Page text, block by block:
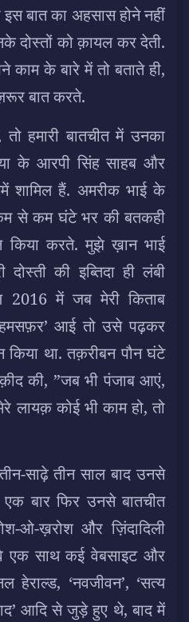
बात का अहसास होने नहीं
दोस्तों को क़ायल कर देती.
काम के बारे में तो बताते ही,
बात करते.
हमारी बातचीत में उनका
के आरपी सिंह साहब और
शामिल हैं. अमरीक भाई के
से कम घंटे भर की बतकही
किया करते. मुझे ख़ान भाई
की इब्तिदा ही लंबी
2016 में जब मेरी किताब
आई तो उसे पढ़कर
किया था. तक़रीबन पौन घंटे
की, ”जब भी पंजाब आएं,
कोई भी काम हो, तो
साढ़े तीन साल बाद उनसे
एक बार फिर उनसे बातचीत
ओ-ख़रोश औैर ज़िंदादिली
एक साथ कई वेबसाइट और
हेराल्ड, ‘नवजीवन’, ‘सत्य
आदि से जुड़े हुए थे, बाद में